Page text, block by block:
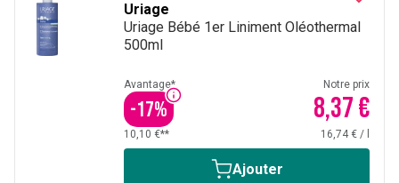
Uriage
Uriage Bébé 1er Liniment Oléothermal
500ml
Avantage*
-17%
Notre prix
8,37 €
10,10 €** 16,74 € /
Ajouter